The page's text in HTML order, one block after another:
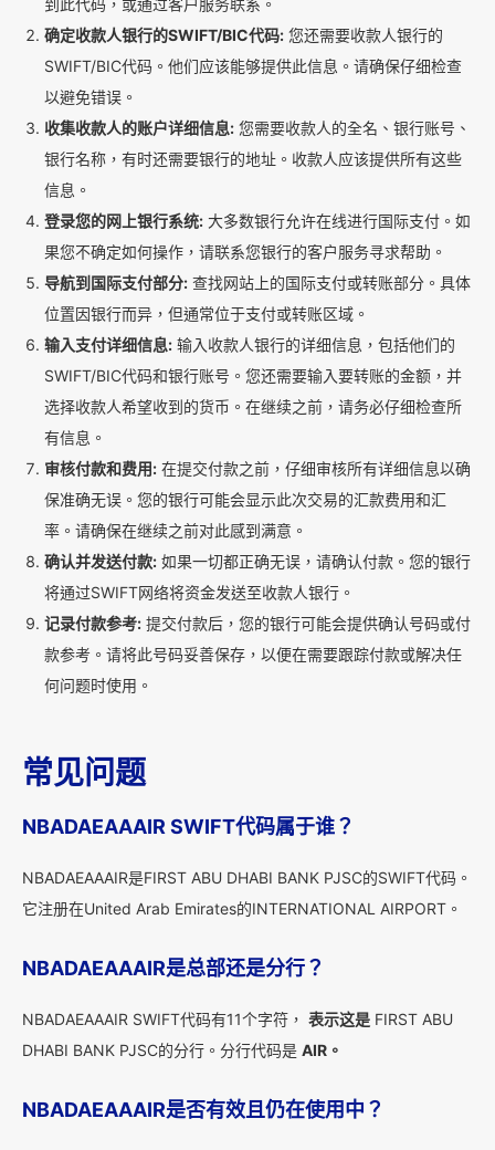
到此代码，或通过客户服务联系。
确定收款人银行的SWIFT/BIC代码: 您还需要收款人银行的
SWIFT/BIC代码。他们应该能够提供此信息。请确保仔细检查
以避免错误。
收集收款人的账户详细信息: 您需要收款人的全名、银行账号、
银行名称，有时还需要银行的地址。收款人应该提供所有这些
信息。
登录您的网上银行系统: 大多数银行允许在线进行国际支付。如
果您不确定如何操作，请联系您银行的客户服务寻求帮助。
导航到国际支付部分: 查找网站上的国际支付或转账部分。具体
位置因银行而异，但通常位于支付或转账区域。
输入支付详细信息: 输入收款人银行的详细信息，包括他们的
SWIFT/BIC代码和银行账号。您还需要输入要转账的金额，并
选择收款人希望收到的货币。在继续之前，请务必仔细检查所
有信息。
审核付款和费用: 在提交付款之前，仔细审核所有详细信息以确
保准确无误。您的银行可能会显示此次交易的汇款费用和汇
率。请确保在继续之前对此感到满意。
确认并发送付款: 如果一切都正确无误，请确认付款。您的银行
将通过SWIFT网络将资金发送至收款人银行。
记录付款参考: 提交付款后，您的银行可能会提供确认号码或付
款参考。请将此号码妥善保存，以便在需要跟踪付款或解决任
何问题时使用。
常见问题
NBADAEAAAIR SWIFT代码属于谁？
NBADAEAAAIR是FIRST ABU DHABI BANK PJSC的SWIFT代码。
它注册在United Arab Emirates的INTERNATIONAL AIRPORT。
NBADAEAAAIR是总部还是分行？
NBADAEAAAIR SWIFT代码有11个字符， 表示这是 FIRST ABU
DHABI BANK PJSC的分行。分行代码是 AIR。
NBADAEAAAIR是否有效且仍在使用中？